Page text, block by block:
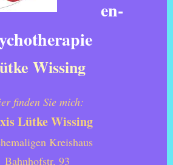
en-
Wissing
finden Sie mich:
Lütke Wissing
Kreishaus
Bahnhofstr. 93